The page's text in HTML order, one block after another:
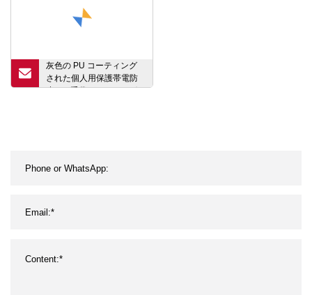
灰色の PU コーティング
された個人用保護帯電防
止 PU 手袋ガーデニング